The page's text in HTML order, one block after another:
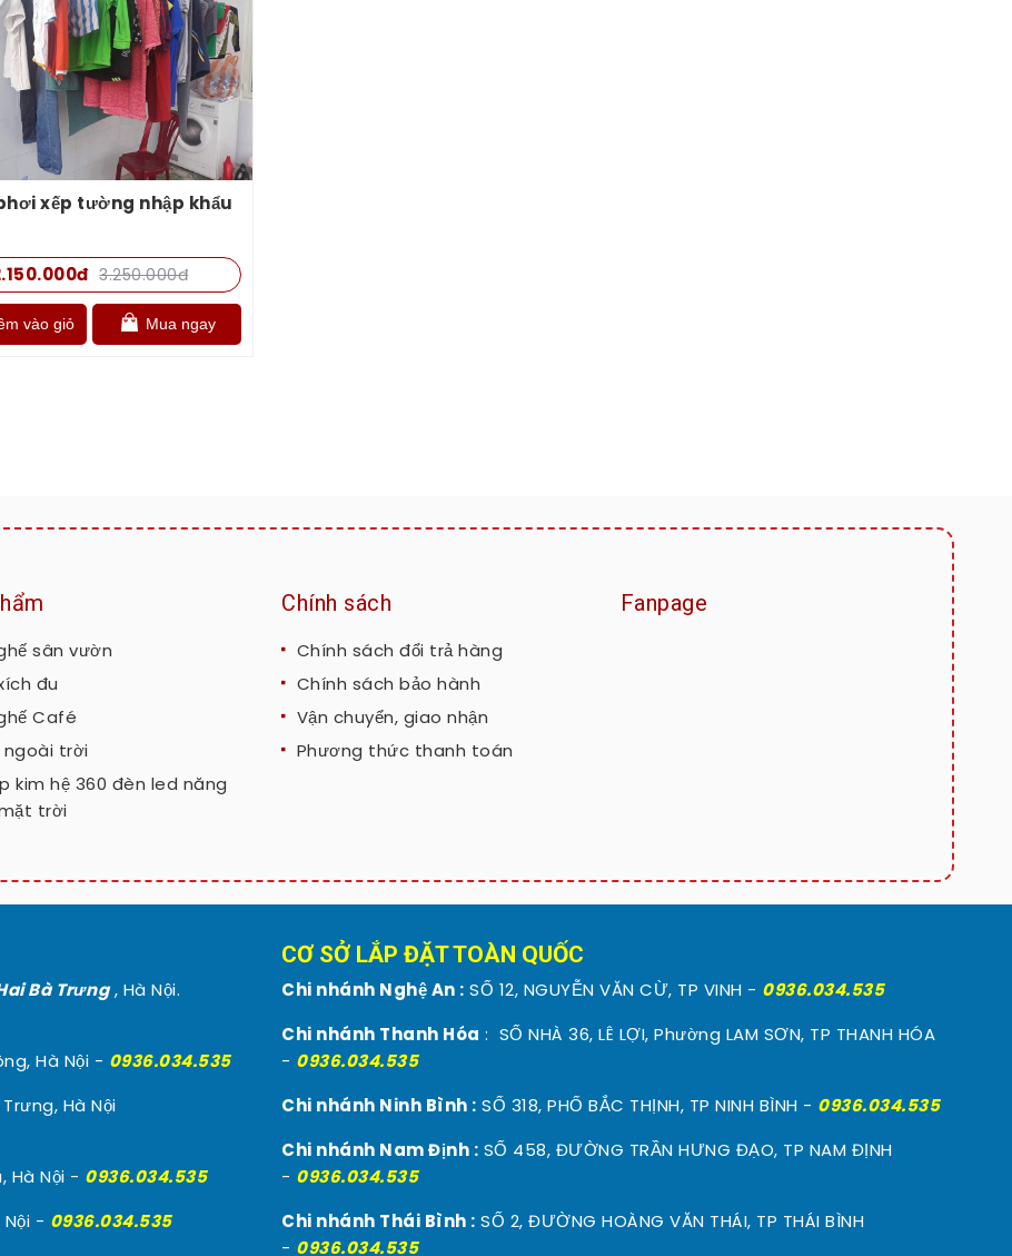
xếp tường nhập khẩu
3.250.000đ
vào giỏ Mua ngay
sân vườn
đu
Café
ngoài trời
kim hệ 360 đèn led năng
trời
Chính sách
Chính sách đổi trả hàng
Chính sách bảo hành
Vận chuyển, giao nhận
Phương thức thanh toán
Fanpage
Bà Trưng, Hà Nội.
Hà Nội - 0936.034.535
Hà Nội
Hà Nội - 0936.034.535
Nội - 0936.034.535
CƠ SỞ LẮP ĐẶT TOÀN QUỐC
Chi nhánh Nghệ An : SỐ 12, NGUYỄN VĂN CỪ, TP VINH - 0936.034.535
Chi nhánh Thanh Hóa : SỐ NHÀ 36, LÊ LỢI, Phường LAM SƠN, TP THANH HÓA
- 0936.034.535
Chi nhánh Ninh Bình : SỐ 318, PHỐ BẮC THỊNH, TP NINH BÌNH - 0936.034.535
Chi nhánh Nam Định : SỐ 458, ĐƯỜNG TRẦN HƯNG ĐẠO, TP NAM ĐỊNH
- 0936.034.535
Chi nhánh Thái Bình : SỐ 2, ĐƯỜNG HOÀNG VĂN THÁI, TP THÁI BÌNH
- 0936.034.535